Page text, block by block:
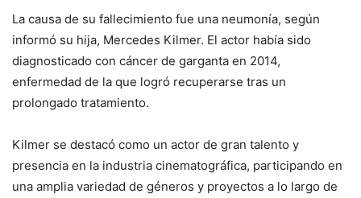
La causa de su fallecimiento fue una neumonía, según
informó su hija, Mercedes Kilmer. El actor había sido
diagnosticado con cáncer de garganta en 2014,
enfermedad de la que logró recuperarse tras un
prolongado tratamiento.
Kilmer se destacó como un actor de gran talento y
presencia en la industria cinematográfica, participando en
una amplia variedad de géneros y proyectos a lo largo de